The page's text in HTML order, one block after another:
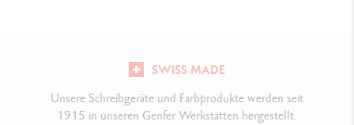
SWISS MADE
Unsere Schreibgeräte und Farbprodukte werden seit
1915 in unseren Genfer Werkstätten hergestellt.